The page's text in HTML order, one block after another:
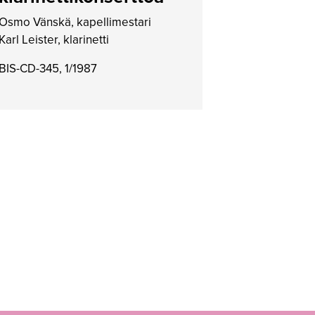
Osmo Vänskä, kapellimestari
Karl Leister, klarinetti
BIS-CD-345, 1/1987